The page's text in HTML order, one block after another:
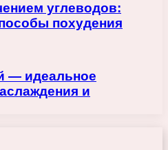
углеводов:
похудения
— идеальное
и